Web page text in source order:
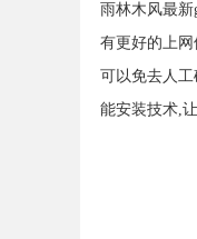
雨林木风最
有更好的上
可以免去人
能安装技术,